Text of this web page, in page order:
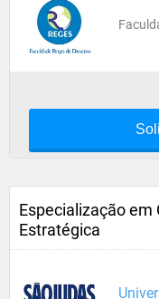
Especialização em
Estratégica